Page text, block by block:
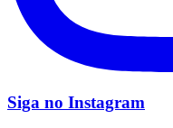
Siga no Instagram